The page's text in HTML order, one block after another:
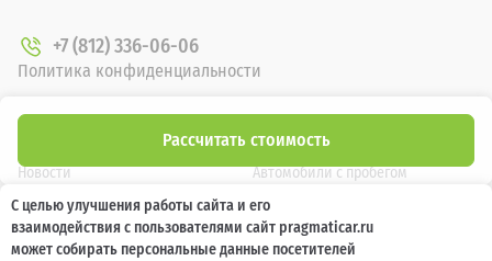
Рассчитать стоимость
+7 (812) 336-06-06
Политика конфиденциальности
Новости
Отзывы клиентов
Наша команда
Новые автомобили
Автомобили с пробегом
Выкуп
Акции
С целью улучшения работы сайта и его
взаимодействия с пользователями сайт pragmaticar.ru
может собирать персональные данные посетителей